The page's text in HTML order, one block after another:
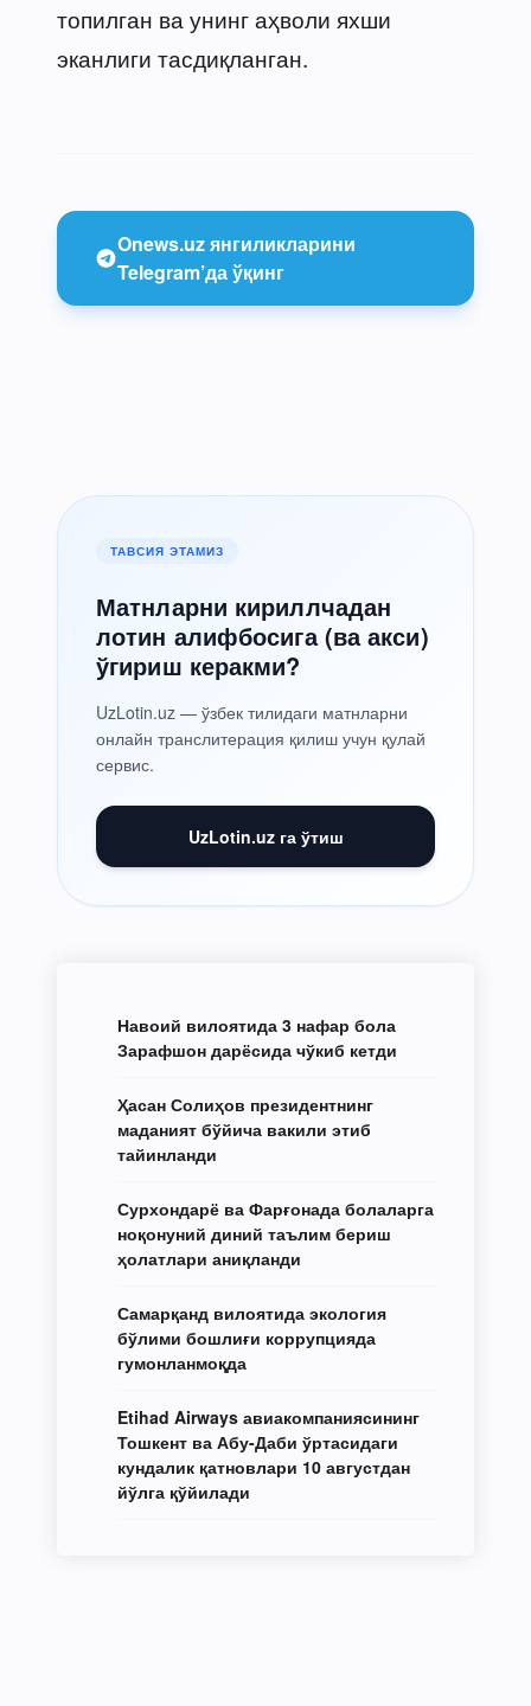
топилган ва унинг аҳволи яхши
эканлиги тасдиқланган.
Onews.uz янгиликларини
Telegram’да ўқинг
ТАВСИЯ ЭТАМИЗ
Матнларни кириллчадан
лотин алифбосига (ва акси)
ўгириш керакми?
UzLotin.uz — ўзбек тилидаги матнларни
онлайн транслитерация қилиш учун қулай
сервис.
UzLotin.uz га ўтиш
Навоий вилоятида 3 нафар бола
Зарафшон дарёсида чўкиб кетди
Ҳасан Солиҳов президентнинг
маданият бўйича вакили этиб
тайинланди
Сурхондарё ва Фарғонада болаларга
ноқонуний диний таълим бериш
ҳолатлари аниқланди
Самарқанд вилоятида экология
бўлими бошлиғи коррупцияда
гумонланмоқда
Etihad Airways авиакомпаниясининг
Тошкент ва Абу-Даби ўртасидаги
кундалик қатновлари 10 августдан
йўлга қўйилади